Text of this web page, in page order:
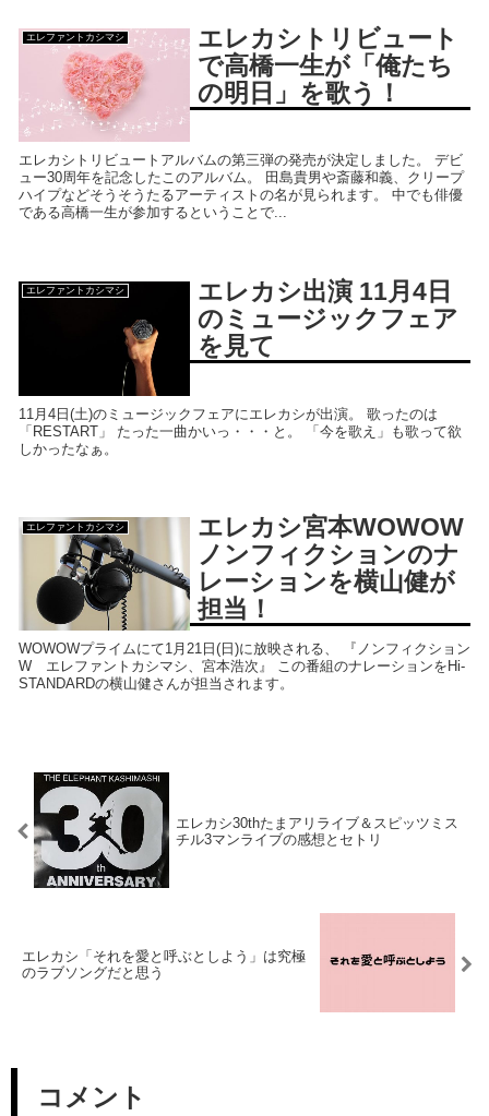
エレファントカシマシ
エレカシトリビュート
で高橋一生が「俺たち
の明日」を歌う！
エレカシトリビュートアルバムの第三弾の発売が決定しました。 デビ
ュー30周年を記念したこのアルバム。 田島貴男や斎藤和義、クリープ
ハイプなどそうそうたるアーティストの名が見られます。 中でも俳優
である高橋一生が参加するということで...
エレファントカシマシ
エレカシ出演 11月4日
のミュージックフェア
を見て
11月4日(土)のミュージックフェアにエレカシが出演。 歌ったのは
「RESTART」 たった一曲かいっ・・・と。 「今を歌え」も歌って欲
しかったなぁ。
エレファントカシマシ
エレカシ宮本WOWOW
ノンフィクションのナ
レーションを横山健が
担当！
WOWOWプライムにて1月21日(日)に放映される、 『ノンフィクション
W エレファントカシマシ、宮本浩次』 この番組のナレーションをHi-
STANDARDの横山健さんが担当されます。
エレカシ30thたまアリライブ＆スピッツミス
チル3マンライブの感想とセトリ
エレカシ「それを愛と呼ぶとしよう」は究極
のラブソングだと思う
コメント